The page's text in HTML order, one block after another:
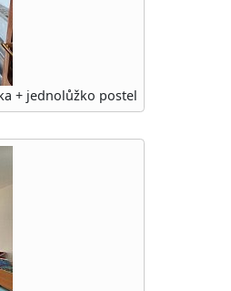
+ jednolůžko postel